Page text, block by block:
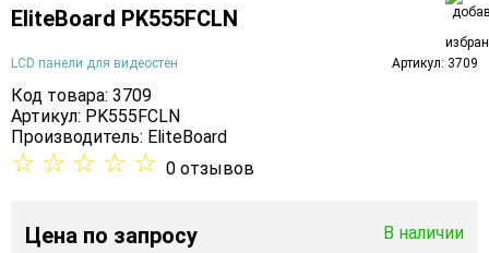
EliteBoard PK555FCLN
LCD панели для видеостен Артикул: 3709
Код товара: 3709
Артикул: PK555FCLN
Производитель: EliteBoard
☆ ☆ ☆ ☆ ☆ 0 отзывов
Цена по запросу В наличии